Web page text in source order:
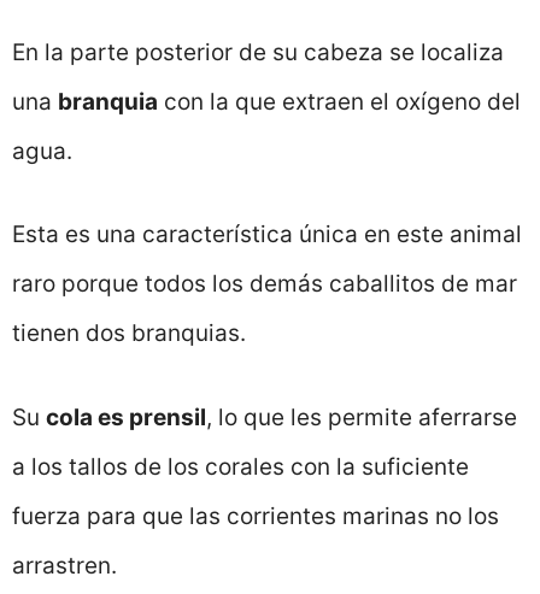
En la parte posterior de su cabeza se localiza
una branquia con la que extraen el oxígeno del
agua.
Esta es una característica única en este animal
raro porque todos los demás caballitos de mar
tienen dos branquias.
Su cola es prensil, lo que les permite aferrarse
a los tallos de los corales con la suficiente
fuerza para que las corrientes marinas no los
arrastren.